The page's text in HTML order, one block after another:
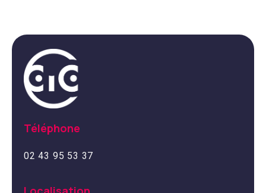
Téléphone
02 43 95 53 37